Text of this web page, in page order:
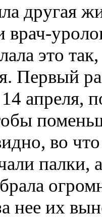
другая
врач-
это
Первый
апреля,
во
палки,
нее их